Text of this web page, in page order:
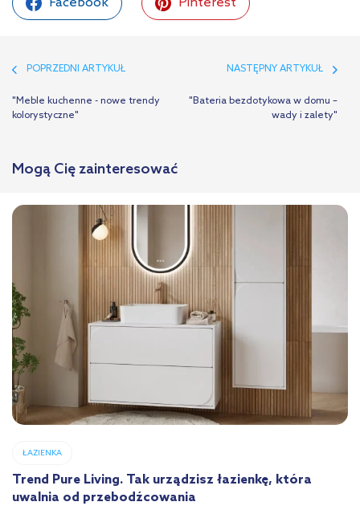
Facebook Pinterest
POPRZEDNI ARTYKUŁ
"Meble kuchenne - nowe trendy
kolorystyczne"
NASTĘPNY ARTYKUŁ
"Bateria bezdotykowa w domu –
wady i zalety"
Mogą Cię zainteresować
ŁAZIENKA
Trend Pure Living. Tak urządzisz łazienkę, która
uwalnia od przebodźcowania